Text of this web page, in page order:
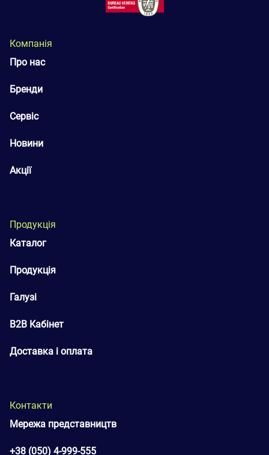
Компанія
Про нас
Бренди
Сервіс
Новини
Акції
Продукція
Каталог
Продукція
Галузі
B2B Кабінет
Доставка і оплата
Контакти
Мережа представництв
+38 (050) 4-999-555